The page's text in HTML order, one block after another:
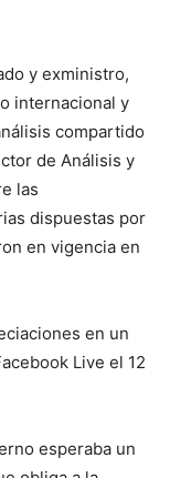
y exministro,
internacional y
compartido
de Análisis y
las
dispuestas por
en vigencia en
en un
Live el 12
esperaba un